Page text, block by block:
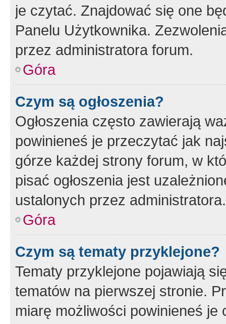
je czytać. Znajdować się one
Panelu Użytkownika.
przez administratora forum.
Góra
Czym są ogłoszenia?
Ogłoszenia często zawierają
powinieneś je przeczytać jak
górze każdej strony forum, w
pisać ogłoszenia jest
ustalonych przez administratora.
Góra
Czym są tematy przyklejone?
Tematy przyklejone pojawiają
tematów na pierwszej stronie.
miarę możliwości powinieneś je